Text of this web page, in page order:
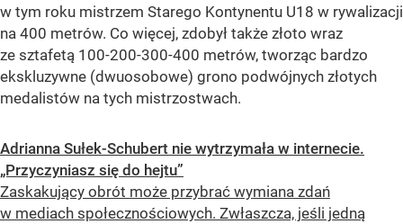
w tym roku mistrzem Starego Kontynentu U18 w rywalizacji
na 400 metrów. Co więcej, zdobył także złoto wraz
ze sztafetą 100-200-300-400 metrów, tworząc bardzo
ekskluzywne (dwuosobowe) grono podwójnych złotych
medalistów na tych mistrzostwach.
Adrianna Sułek-Schubert nie wytrzymała w internecie.
„Przyczyniasz się do hejtu”
Zaskakujący obrót może przybrać wymiana zdań
w mediach społecznościowych. Zwłaszcza, jeśli jedną